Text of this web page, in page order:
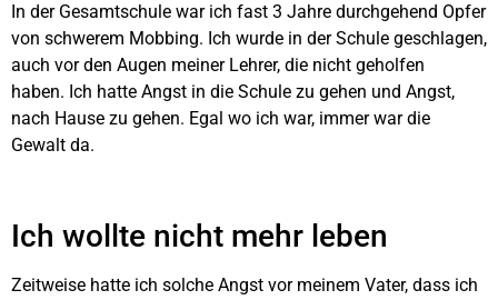
In der Gesamtschule war ich fast 3 Jahre durchgehend Opfer
von schwerem Mobbing. Ich wurde in der Schule geschlagen,
auch vor den Augen meiner Lehrer, die nicht geholfen
haben. Ich hatte Angst in die Schule zu gehen und Angst,
nach Hause zu gehen. Egal wo ich war, immer war die
Gewalt da.
Ich wollte nicht mehr leben
Zeitweise hatte ich solche Angst vor meinem Vater, dass ich